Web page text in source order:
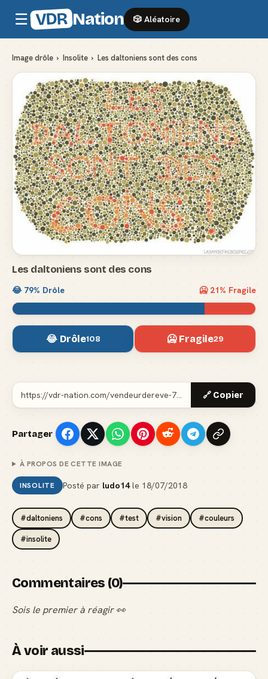
☰ VDR Nation 🎲 Aléatoire
Image drôle › Insolite › Les daltoniens sont des cons
Les daltoniens sont des cons
😂 79% Drôle 🥶 21% Fragile
😂 Drôle108 🥶 Fragile29
🔗 Copier
Partager
À PROPOS DE CETTE IMAGE
INSOLITE Posté par ludo14le 18/07/2018
#daltoniens #cons #test #vision #couleurs
#insolite
Commentaires (0)
Sois le premier à réagir 👀
À voir aussi